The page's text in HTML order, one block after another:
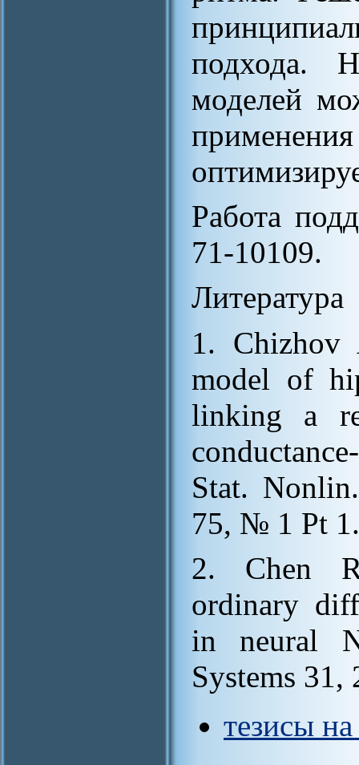
подхода.
моделей
Работа
71-10109.
Литература
1. Chizhov
model of
linking a
Stat.
75, № 1 Pt
2. Chen
ordinary
in neural
Systems 31,
тезисы